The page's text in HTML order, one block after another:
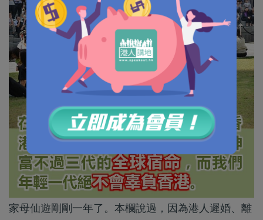
家母仙遊剛剛一年了。本欄說過，因為港人遲婚、離